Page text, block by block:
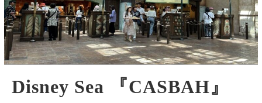
Disney Sea 『CASBAH』